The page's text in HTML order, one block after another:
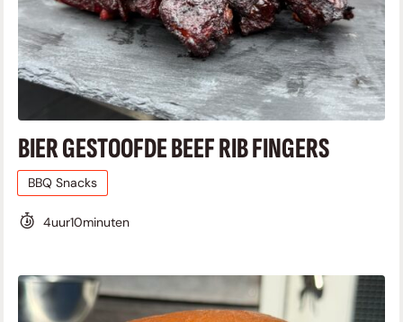
BIER GESTOOFDE BEEF RIB FINGERS
BBQ Snacks
4uur10minuten